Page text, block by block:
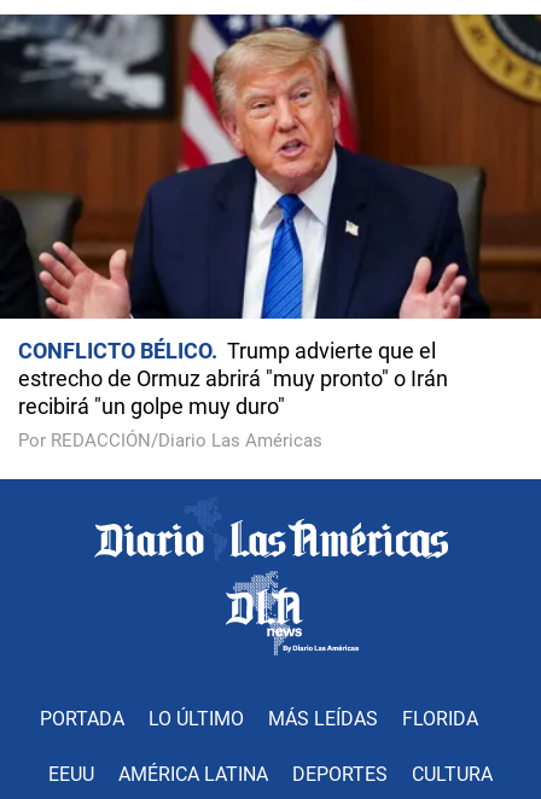
CONFLICTO BÉLICO
Trump advierte que el
estrecho de Ormuz abrirá "muy pronto" o Irán
recibirá "un golpe muy duro"
Por REDACCIÓN/Diario Las Américas
PORTADA LO ÚLTIMO MÁS LEÍDAS FLORIDA
EEUU AMÉRICA LATINA DEPORTES CULTURA